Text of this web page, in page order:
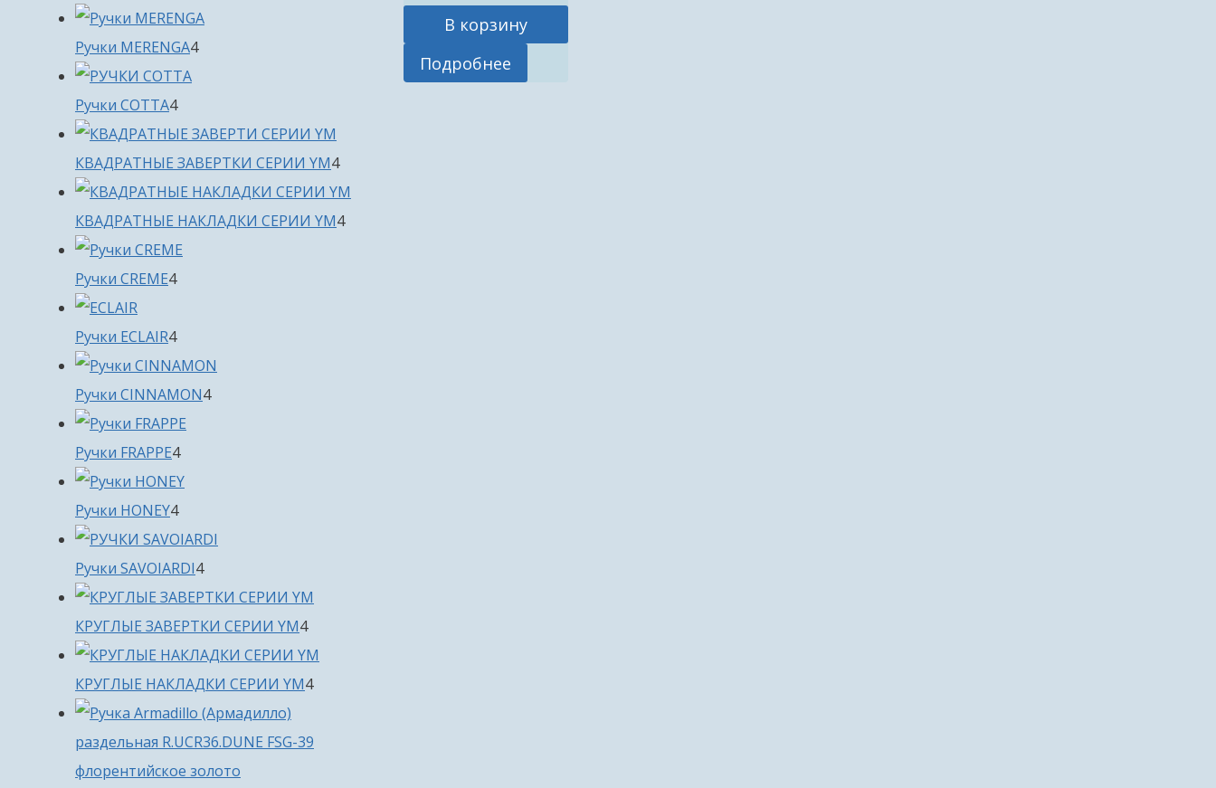
В корзину
Подробнее
товара
Ручки MERENGA44
Ручки COTTA44
товара
КВАДРАТНЫЕ ЗАВЕРТКИ СЕРИИ YM44
товара
КВАДРАТНЫЕ НАКЛАДКИ СЕРИИ YM44
Ручки CREME44
Ручки ECLAIR44
товара
Ручки CINNAMON44
Ручки FRAPPE44
товара
Ручки HONEY44
товара
Ручки SAVOIARDI44
товара
КРУГЛЫЕ ЗАВЕРТКИ СЕРИИ YM44
товара
КРУГЛЫЕ НАКЛАДКИ СЕРИИ YM44